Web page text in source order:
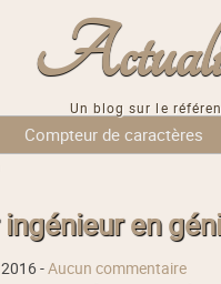
Un blog sur le
Compteur de caractères
en
-Aucun commentaire